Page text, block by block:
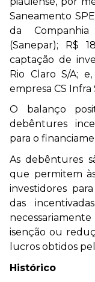
Saneamento
da
(Sanepar); R$
captação de
Rio Claro S/A;
empresa CS Infra
O balanço
debêntures
para o
As debêntures
que permitem
investidores
das
isenção ou
lucros obtidos
Histórico